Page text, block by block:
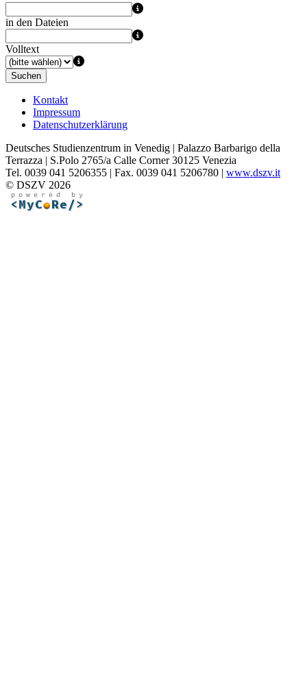
in den Dateien
Volltext
Suchen
Kontakt
Impressum
Datenschutzerklärung
Deutsches Studienzentrum in Venedig | Palazzo Barbarigo della
Terrazza | S.Polo 2765/a Calle Corner 30125 Venezia
Tel. 0039 041 5206355 | Fax. 0039 041 5206780 | www.dszv.it
© DSZV 2026